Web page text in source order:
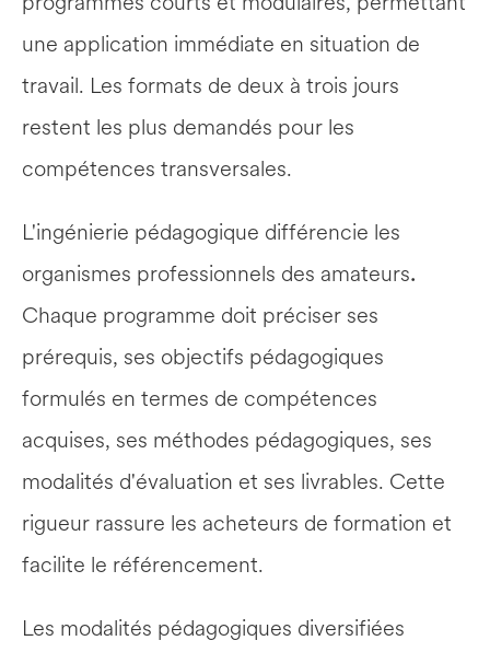
une application immédiate en situation de
travail. Les formats de deux à trois jours
restent les plus demandés pour les
compétences transversales.
L'ingénierie pédagogique différencie les
organismes professionnels des amateurs.
Chaque programme doit préciser ses
prérequis, ses objectifs pédagogiques
formulés en termes de compétences
acquises, ses méthodes pédagogiques, ses
modalités d'évaluation et ses livrables. Cette
rigueur rassure les acheteurs de formation et
facilite le référencement.
Les modalités pédagogiques diversifiées